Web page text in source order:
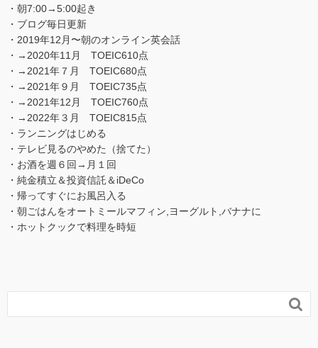
・朝7:00→5:00起き
・ブログ毎日更新
・2019年12月〜朝のオンライン英会話
・→2020年11月 TOEIC610点
・→2021年７月 TOEIC680点
・→2021年９月 TOEIC735点
・→2021年12月 TOEIC760点
・→2022年３月 TOEIC815点
・ランニングはじめる
・テレビ見るのやめた（捨てた）
・お酒を週６回→月１回
・純金積立＆投資信託＆iDeCo
・帰ってすぐにお風呂入る
・朝ごはんをオートミールマフィン,ヨーグルト,バナナに
・ホットクックで料理を時短
